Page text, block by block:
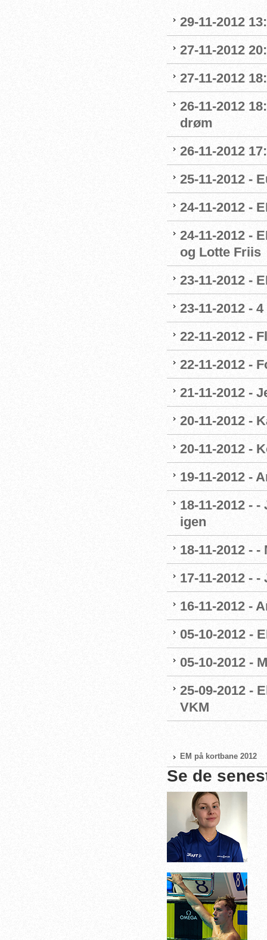
29-11-2012
27-11-2012
27-11-2012
26-11-2012
drøm
26-11-2012
25-11-2012 -
24-11-2012 -
24-11-2012 -
og Lotte Friis
23-11-2012 -
23-11-2012 -
22-11-2012 -
22-11-2012 -
21-11-2012 -
20-11-2012 -
20-11-2012 -
19-11-2012 -
18-11-2012 -
igen
18-11-2012 -
17-11-2012 -
16-11-2012 -
05-10-2012 -
05-10-2012 -
25-09-2012 -
VKM
EM på kortbane 2012
Se de